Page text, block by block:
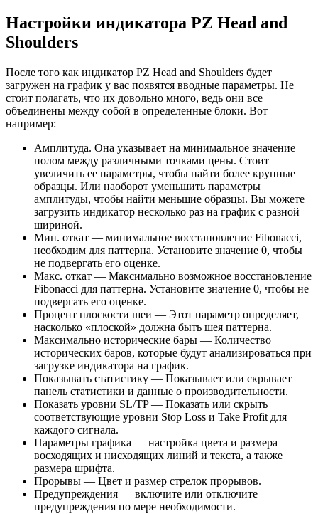
Настройки индикатора PZ Head and
Shoulders
После того как индикатор PZ Head and Shoulders будет
загружен на график у вас появятся вводные параметры. Не
стоит полагать, что их довольно много, ведь они все
объединены между собой в определенные блоки. Вот
например:
Амплитуда. Она указывает на минимальное значение
полом между различными точками цены. Стоит
увеличить ее параметры, чтобы найти более крупные
образцы. Или наоборот уменьшить параметры
амплитуды, чтобы найти меньшие образцы. Вы можете
загрузить индикатор несколько раз на график с разной
шириной.
Мин. откат — минимальное восстановление Fibonacci,
необходим для паттерна. Установите значение 0, чтобы
не подвергать его оценке.
Макс. откат — Максимально возможное восстановление
Fibonacci для паттерна. Установите значение 0, чтобы не
подвергать его оценке.
Процент плоскости шеи — Этот параметр определяет,
насколько «плоской» должна быть шея паттерна.
Максимально исторические бары — Количество
исторических баров, которые будут анализироваться при
загрузке индикатора на график.
Показывать статистику — Показывает или скрывает
панель статистики и данные о производительности.
Показать уровни SL/TP — Показать или скрыть
соответствующие уровни Stop Loss и Take Profit для
каждого сигнала.
Параметры графика — настройка цвета и размера
восходящих и нисходящих линий и текста, а также
размера шрифта.
Прорывы — Цвет и размер стрелок прорывов.
Предупреждения — включите или отключите
предупреждения по мере необходимости.